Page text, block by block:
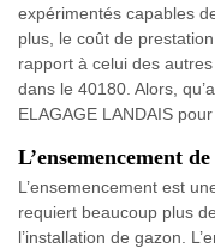
expérimentés capables
plus, le coût de
rapport à celui des
dans le 40180. Alors,
ELAGAGE LANDAIS
L’ensemencement
L’ensemencement est
requiert beaucoup plus
l’installation de gazon.